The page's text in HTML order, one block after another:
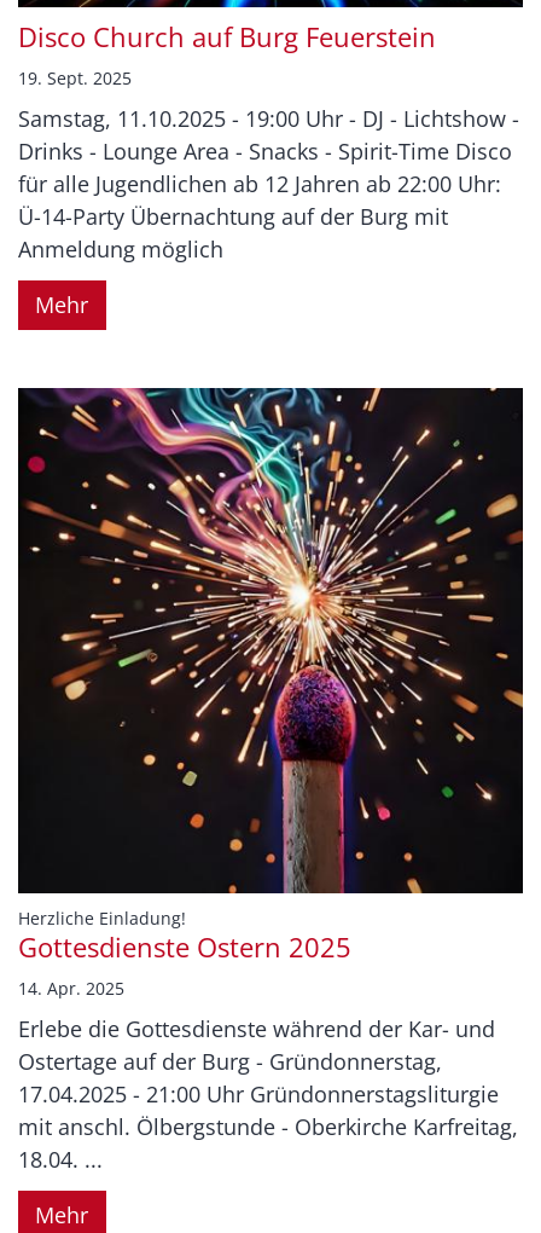
Disco Church auf Burg Feuerstein
19. Sept. 2025
Samstag, 11.10.2025 - 19:00 Uhr - DJ - Lichtshow -
Drinks - Lounge Area - Snacks - Spirit-Time Disco
für alle Jugendlichen ab 12 Jahren ab 22:00 Uhr:
Ü-14-Party Übernachtung auf der Burg mit
Anmeldung möglich
Mehr
Herzliche Einladung!
Gottesdienste Ostern 2025
14. Apr. 2025
Erlebe die Gottesdienste während der Kar- und
Ostertage auf der Burg - Gründonnerstag,
17.04.2025 - 21:00 Uhr Gründonnerstagsliturgie
mit anschl. Ölbergstunde - Oberkirche Karfreitag,
18.04. ...
Mehr